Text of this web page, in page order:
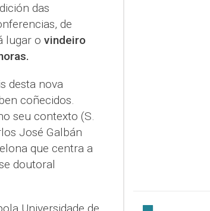
das
de
lugar o vindeiro
desta nova
coñecidos.
seu contexto (S.
José Galbán
que centra a
doutoral